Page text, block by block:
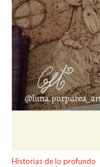
Historias de lo profundo